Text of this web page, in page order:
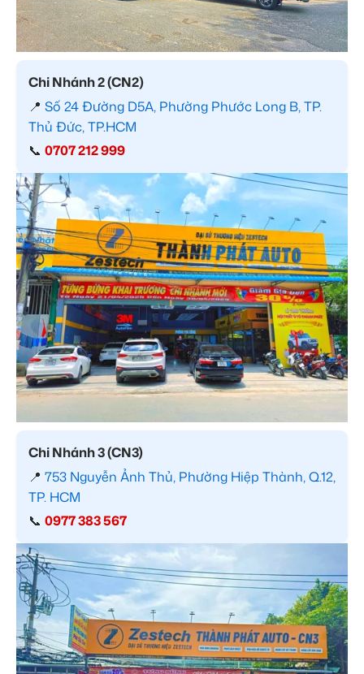
Chi Nhánh 2 (CN2)
📍 Số 24 Đường D5A, Phường Phước Long B, TP.
Thủ Đức, TP.HCM
📞 0707 212 999
Chi Nhánh 3 (CN3)
📍 753 Nguyễn Ảnh Thủ, Phường Hiệp Thành, Q.12,
TP. HCM
📞 0977 383 567